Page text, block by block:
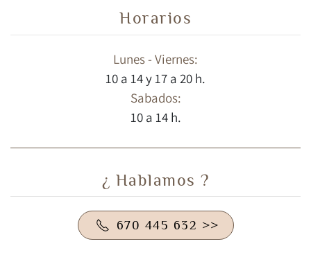
Horarios
Lunes - Viernes:
10 a 14 y 17 a 20 h.
Sabados:
10 a 14 h.
¿ Hablamos ?
670 445 632 >>